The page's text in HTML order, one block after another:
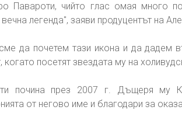
Павароти, чийто глас омая много
легенда", заяви продуцентът на
да почетем тази икона и да дадем
когато посетят звездата му на
почина през 2007 г. Дъщеря му
от негово име и благодари за